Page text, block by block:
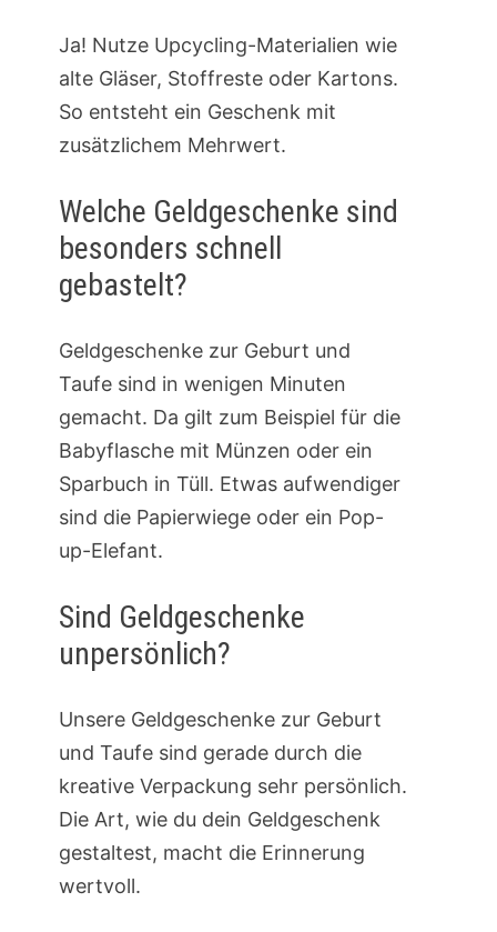
Ja! Nutze Upcycling-Materialien wie
alte Gläser, Stoffreste oder Kartons.
So entsteht ein Geschenk mit
zusätzlichem Mehrwert.
Welche Geldgeschenke sind
besonders schnell
gebastelt?
Geldgeschenke zur Geburt und
Taufe sind in wenigen Minuten
gemacht. Da gilt zum Beispiel für die
Babyflasche mit Münzen oder ein
Sparbuch in Tüll. Etwas aufwendiger
sind die Papierwiege oder ein Pop-
up-Elefant.
Sind Geldgeschenke
unpersönlich?
Unsere Geldgeschenke zur Geburt
und Taufe sind gerade durch die
kreative Verpackung sehr persönlich.
Die Art, wie du dein Geldgeschenk
gestaltest, macht die Erinnerung
wertvoll.